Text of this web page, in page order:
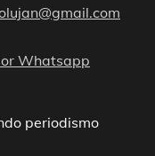
Whatsapp
periodismo